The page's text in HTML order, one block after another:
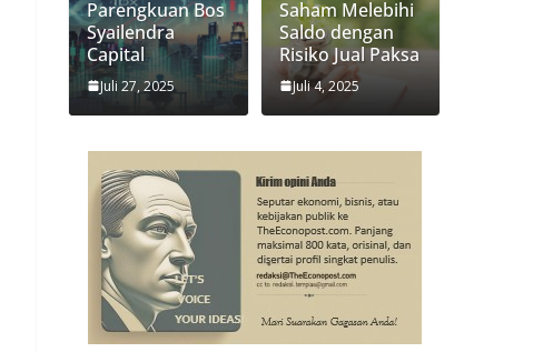
Parengkuan Bos
Syailendra
Capital
Juli 27, 2025
Saham Melebihi
Saldo dengan
Risiko Jual Paksa
Juli 4, 2025
Transformasi